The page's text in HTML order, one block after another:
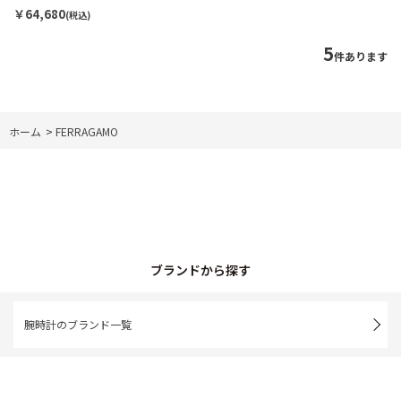
￥64,680(税込)
5件あります
ホーム > FERRAGAMO
ブランドから探す
腕時計のブランド一覧